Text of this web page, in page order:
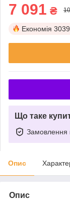
7 091 ₴
Економія
Що таке
Замовлення
Опис
Опис